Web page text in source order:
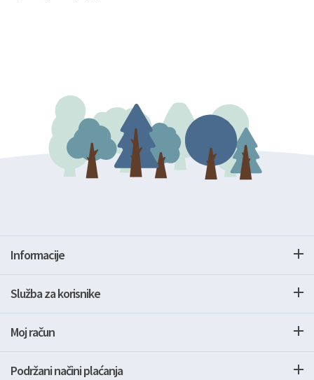
Informacije
Služba za korisnike
Moj račun
Podržani načini plaćanja